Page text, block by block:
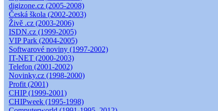
digizone.cz (2005-2008)
Česká škola (2002-2003)
Živě .cz (2003-2006)
ISDN.cz (1999-2005)
VIP Park (2004-2005)
Softwarové noviny (1997-2002)
IT-NET (2000-2003)
Telefon (2001-2002)
Novinky.cz (1998-2000)
Profit (2001)
CHIP (1999-2001)
CHIPweek (1995-1998)